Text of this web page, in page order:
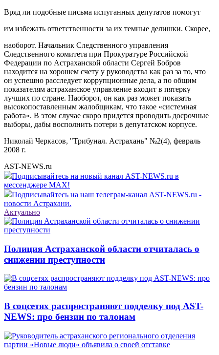
Вряд ли подобные письма испуганных депутатов помогут
им избежать ответственности за их темные делишки. Скорее,
наоборот. Начальник Следственного управления
Следственного комитета при Прокуратуре Российской
Федерации по Астраханской области Сергей Бобров
находится на хорошем счету у руководства как раз за то, что
он успешно расследует коррупционные дела, а по общим
показателям астраханское управление входит в пятерку
лучших по стране. Наоборот, он как раз может показать
высокопоставленным жалобщикам, что такое «системная
работа». В этом случае скоро придется проводить досрочные
выборы, дабы восполнить потери в депутатском корпусе.
Николай Черкасов, "Трибунал. Астрахань" №2(4), февраль
2008 г.
AST-NEWS.ru
Подписывайтесь на новый канал AST-NEWS.ru в
мессенджере MAX!
Подписывайтесь на наш телеграм-канал AST-NEWS.ru -
новости Астрахани.
Актуально
Полиция Астраханской области отчиталась о
снижении преступности
В соцсетях распространяют подделку под AST-
NEWS: про бензин по талонам